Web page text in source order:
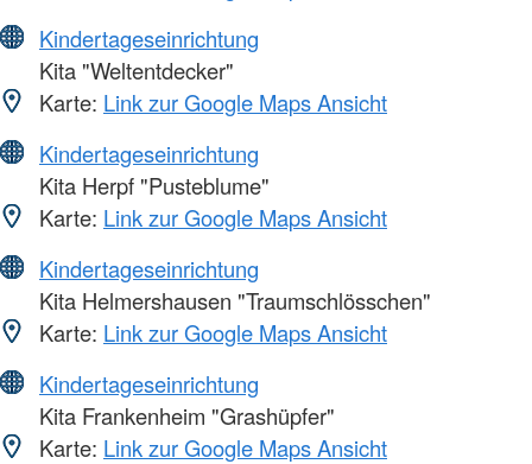
Kindertageseinrichtung
Kita "Weltentdecker"
Karte: Link zur Google Maps Ansicht
Kindertageseinrichtung
Kita Herpf "Pusteblume"
Karte: Link zur Google Maps Ansicht
Kindertageseinrichtung
Kita Helmershausen "Traumschlösschen"
Karte: Link zur Google Maps Ansicht
Kindertageseinrichtung
Kita Frankenheim "Grashüpfer"
Karte: Link zur Google Maps Ansicht